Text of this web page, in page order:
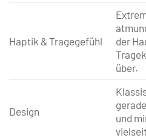
Haptik & Tragegefühl
der
über.
Design
und